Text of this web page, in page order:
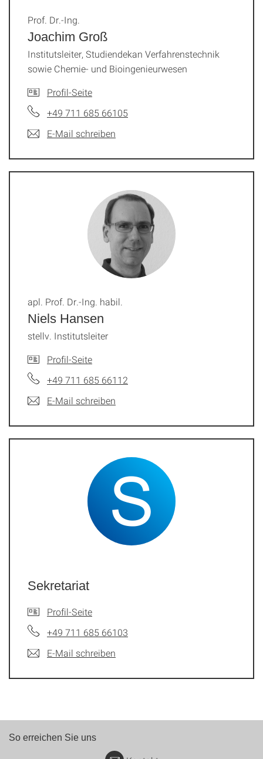
Joachim Groß
Prof. Dr.-Ing.
Institutsleiter, Studiendekan Verfahrenstechnik
sowie Chemie- und Bioingenieurwesen
Profil-Seite
+49 711 685 66105
E-Mail schreiben
Niels Hansen
apl. Prof. Dr.-Ing. habil.
stellv. Institutsleiter
Profil-Seite
+49 711 685 66112
E-Mail schreiben
Sekretariat
Profil-Seite
+49 711 685 66103
E-Mail schreiben
So erreichen Sie uns